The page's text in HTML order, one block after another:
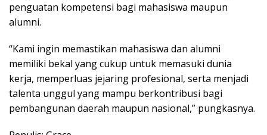
penguatan kompetensi bagi mahasiswa maupun
alumni.
“Kami ingin memastikan mahasiswa dan alumni
memiliki bekal yang cukup untuk memasuki dunia
kerja, memperluas jejaring profesional, serta menjadi
talenta unggul yang mampu berkontribusi bagi
pembangunan daerah maupun nasional,” pungkasnya.